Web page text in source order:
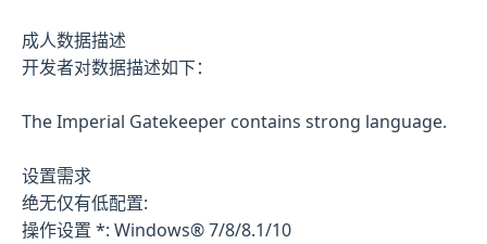
成人数据描述
开发者对数据描述如下：
The Imperial Gatekeeper contains strong language.
设置需求
绝无仅有低配置:
操作设置 *: Windows® 7/8/8.1/10